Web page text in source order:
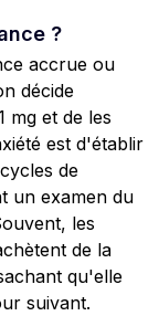
?
accrue ou
décide
mg et de les
est d'établir
de
un examen du
les
de la
qu'elle
suivant.